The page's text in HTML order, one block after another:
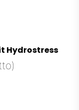
Hydrostress